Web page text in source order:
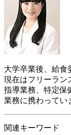
大学卒業後、給食
現在はフリーラン
指導業務、特定保
業務に携わってい
関連キーワード